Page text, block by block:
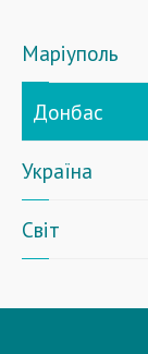
Маріуполь
Донбас
Україна
Світ